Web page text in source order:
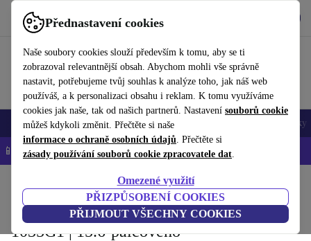
Přednastavení cookies
Naše soubory cookies slouží především k tomu, aby se ti
zobrazoval relevantnější obsah. Abychom mohli vše správně
nastavit, potřebujeme tvůj souhlas k analýze toho, jak náš web
používáš, a k personalizaci obsahu i reklam. K tomu využíváme
cookies jak naše, tak od našich partnerů. Nastavení souborů cookie
můžeš kdykoli změnit. Přečtěte si naše
informace o ochraně osobních údajů. Přečtěte si
zásady používání souborů cookie zpracovatele dat.
Omezené využití
PŘIZPŮSOBENÍ COOKIES
PŘIJMOUT VŠECHNY COOKIES
Používejte refurbed rychle a snadno
Mobily a smartphony Notebooky Tablety Doplňky
📱 -5 % NAVÍC na všechny iPhony – kód: IPHONEDEAL-
Notebooky Notebooky ASUS
ASUS VivoBook 15 P1511CJA | i5-
1035G1 | 15.6-palcového